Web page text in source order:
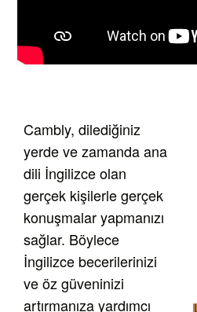
Cambly, dilediğiniz
yerde ve zamanda ana
dili İngilizce olan
gerçek kişilerle gerçek
konuşmalar yapmanızı
sağlar. Böylece
İngilizce becerilerinizi
ve öz güveninizi
artırmanıza yardımcı